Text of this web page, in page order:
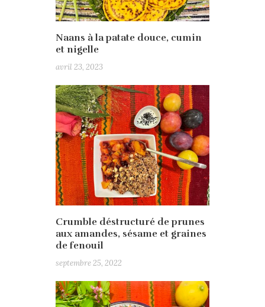
Naans à la patate douce, cumin
et nigelle
avril 23, 2023
Crumble déstructuré de prunes
aux amandes, sésame et graines
de fenouil
septembre 25, 2022